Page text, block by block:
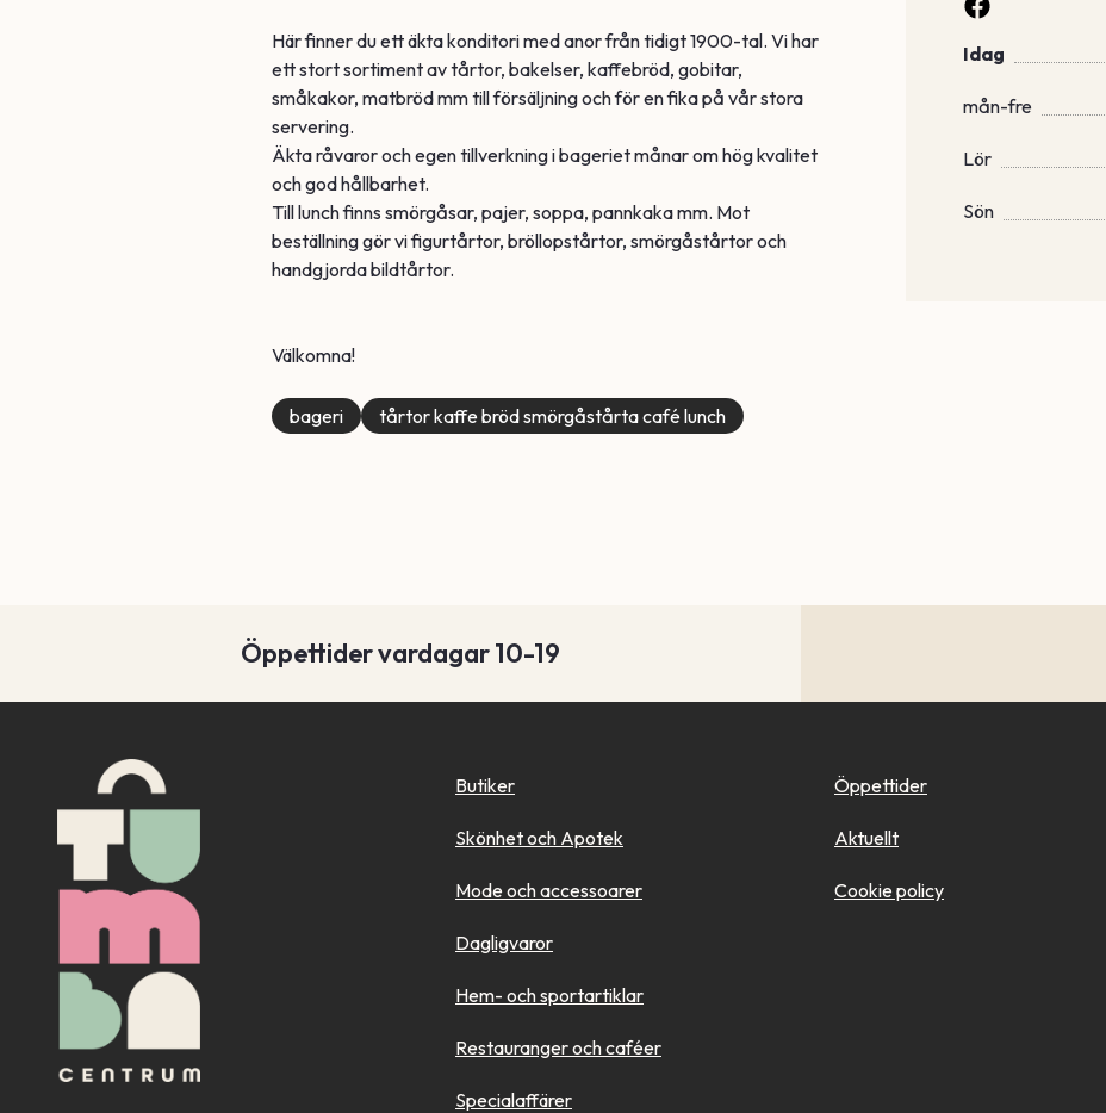
Här finner du ett äkta konditori med anor från tidigt 1900-tal. Vi har
ett stort sortiment av tårtor, bakelser, kaffebröd, gobitar,
småkakor, matbröd mm till försäljning och för en fika på vår stora
servering.
Äkta råvaror och egen tillverkning i bageriet månar om hög kvalitet
och god hållbarhet.
Till lunch finns smörgåsar, pajer, soppa, pannkaka mm. Mot
beställning gör vi figurtårtor, bröllopstårtor, smörgåstårtor och
handgjorda bildtårtor.
Välkomna!
bageri tårtor kaffe bröd smörgåstårta café lunch
Idag
mån-fre
Lör
Sön
Öppettider vardagar 10-19
Butiker
Skönhet och Apotek
Mode och accessoarer
Dagligvaror
Hem- och sportartiklar
Restauranger och caféer
Specialaffärer
Öppettider
Aktuellt
Cookie policy